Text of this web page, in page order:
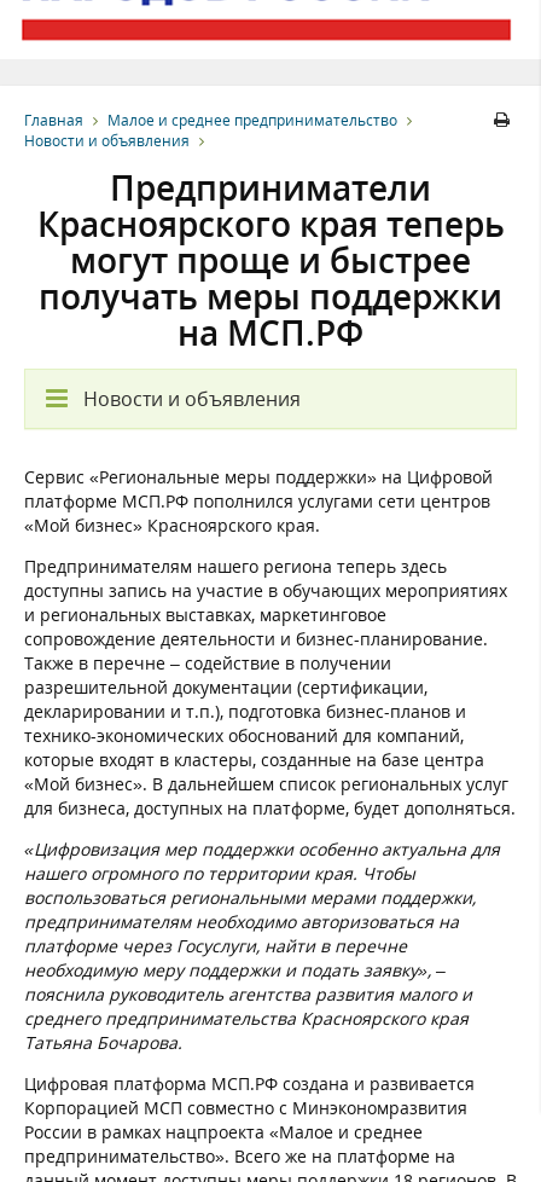
Главная
Малое и среднее предпринимательство
Новости и объявления
Предприниматели
Красноярского края теперь
могут проще и быстрее
получать меры поддержки
на МСП.РФ
Новости и объявления
Сервис «Региональные меры поддержки» на Цифровой
платформе МСП.РФ пополнился услугами сети центров
«Мой бизнес» Красноярского края.
Предпринимателям нашего региона теперь здесь
доступны запись на участие в обучающих мероприятиях
и региональных выставках, маркетинговое
сопровождение деятельности и бизнес-планирование.
Также в перечне – содействие в получении
разрешительной документации (сертификации,
декларировании и т.п.), подготовка бизнес-планов и
технико-экономических обоснований для компаний,
которые входят в кластеры, созданные на базе центра
«Мой бизнес». В дальнейшем список региональных услуг
для бизнеса, доступных на платформе, будет дополняться.
«Цифровизация мер поддержки особенно актуальна для
нашего огромного по территории края. Чтобы
воспользоваться региональными мерами поддержки,
предпринимателям необходимо авторизоваться на
платформе через Госуслуги, найти в перечне
необходимую меру поддержки и подать заявку», –
пояснила руководитель агентства развития малого и
среднего предпринимательства Красноярского края
Татьяна Бочарова.
Цифровая платформа МСП.РФ создана и развивается
Корпорацией МСП совместно с Минэкономразвития
России в рамках нацпроекта «Малое и среднее
предпринимательство». Всего же на платформе на